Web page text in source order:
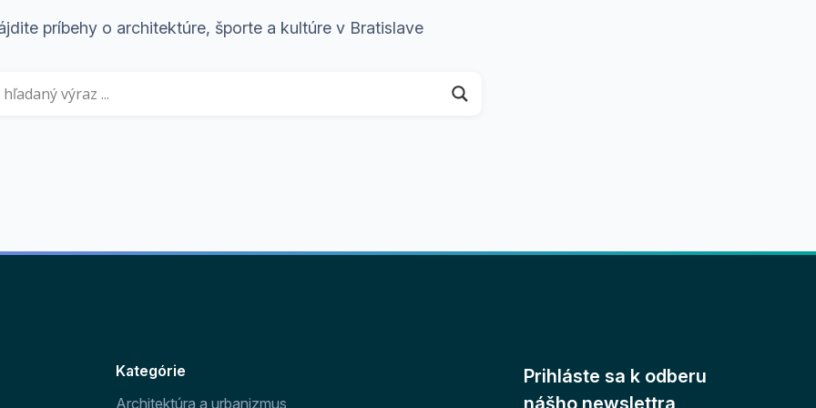
príbehy o architektúre, športe a kultúre v Bratislave
Kategórie
Architektúra a urbanizmus
Prihláste sa k odberu
nášho newslettra